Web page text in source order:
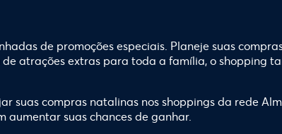
de promoções especiais. Planeje suas
atrações extras para toda a família, o shopping
suas compras natalinas nos shoppings da rede
aumentar suas chances de ganhar.